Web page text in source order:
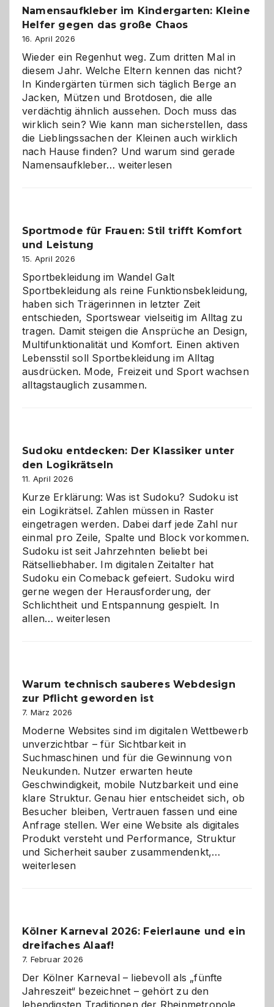
ist
eine
die
richtige
Wahl?
Namensaufkleber im Kindergarten: Kleine
Helfer gegen das große Chaos
16. April 2026
Wieder ein Regenhut weg. Zum dritten Mal in
diesem Jahr. Welche Eltern kennen das nicht?
In Kindergärten türmen sich täglich Berge an
Jacken, Mützen und Brotdosen, die alle
verdächtig ähnlich aussehen. Doch muss das
wirklich sein? Wie kann man sicherstellen, dass
die Lieblingssachen der Kleinen auch wirklich
nach Hause finden? Und warum sind gerade
Namensaufkleber…Namensaufkleber
gegen
Chaos
weiterlesen
Sportmode für Frauen: Stil trifft Komfort
und Leistung
15. April 2026
Sportbekleidung im Wandel Galt
Sportbekleidung als reine Funktionsbekleidung,
haben sich Trägerinnen in letzter Zeit
entschieden, Sportswear vielseitig im Alltag zu
tragen. Damit steigen die Ansprüche an Design,
Multifunktionalität und Komfort. Einen aktiven
Lebensstil soll Sportbekleidung im Alltag
ausdrücken. Mode, Freizeit und Sport wachsen
alltagstauglich zusammen.
Sudoku entdecken: Der Klassiker unter
den Logikrätseln
11. April 2026
Kurze Erklärung: Was ist Sudoku? Sudoku ist
ein Logikrätsel. Zahlen müssen in Raster
eingetragen werden. Dabei darf jede Zahl nur
einmal pro Zeile, Spalte und Block vorkommen.
Sudoku ist seit Jahrzehnten beliebt bei
Rätselliebhaber. Im digitalen Zeitalter hat
Sudoku ein Comeback gefeiert. Sudoku wird
gerne wegen der Herausforderung, der
Schlichtheit und Entspannung gespielt. In
allen…Sudoku
den
Logikrätseln
weiterlesen
Warum technisch sauberes Webdesign
zur Pflicht geworden ist
7. März 2026
Moderne Websites sind im digitalen Wettbewerb
unverzichtbar – für Sichtbarkeit in
Suchmaschinen und für die Gewinnung von
Neukunden. Nutzer erwarten heute
Geschwindigkeit, mobile Nutzbarkeit und eine
klare Struktur. Genau hier entscheidet sich, ob
Besucher bleiben, Vertrauen fassen und eine
Anfrage stellen. Wer eine Website als digitales
Produkt versteht und Performance, Struktur
und Sicherheit sauber zusammendenkt,…
geworden
weiterlesen
Kölner Karneval 2026: Feierlaune und ein
dreifaches Alaaf!
7. Februar 2026
Der Kölner Karneval – liebevoll als „fünfte
Jahreszeit“ bezeichnet – gehört zu den